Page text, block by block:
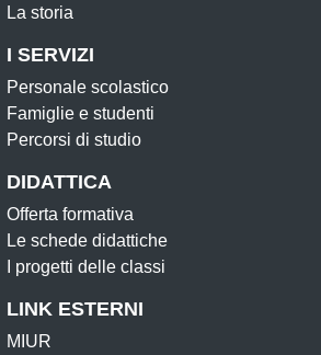
La storia
I SERVIZI
Personale scolastico
Famiglie e studenti
Percorsi di studio
DIDATTICA
Offerta formativa
Le schede didattiche
I progetti delle classi
LINK ESTERNI
MIUR